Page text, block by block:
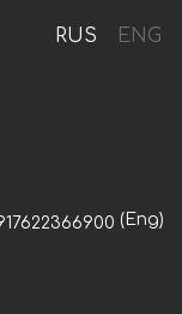
RUS ENG
(Eng)